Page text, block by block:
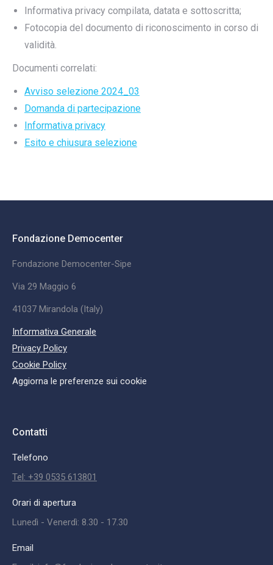
Informativa privacy compilata, datata e sottoscritta;
Fotocopia del documento di riconoscimento in corso di
validità.
Documenti correlati:
Avviso selezione 2024_03
Domanda di partecipazione
Informativa privacy
Esito e chiusura selezione
Fondazione Democenter
Fondazione Democenter-Sipe
Via 29 Maggio 6
41037 Mirandola (Italy)
Informativa Generale
Privacy Policy
Cookie Policy
Aggiorna le preferenze sui cookie
Contatti
Telefono
Tel: +39 0535 613801
Orari di apertura
Lunedì - Venerdì: 8.30 - 17.30
Email